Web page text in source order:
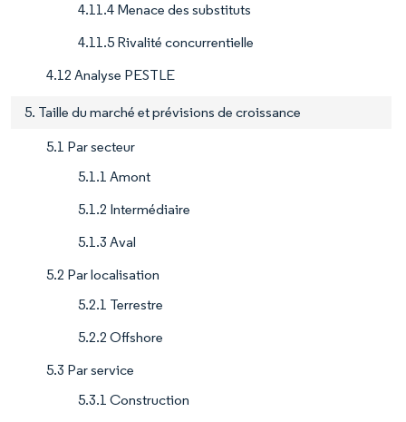
4.11.4 Menace des substituts
4.11.5 Rivalité concurrentielle
4.12 Analyse PESTLE
5. Taille du marché et prévisions de croissance
5.1 Par secteur
5.1.1 Amont
5.1.2 Intermédiaire
5.1.3 Aval
5.2 Par localisation
5.2.1 Terrestre
5.2.2 Offshore
5.3 Par service
5.3.1 Construction